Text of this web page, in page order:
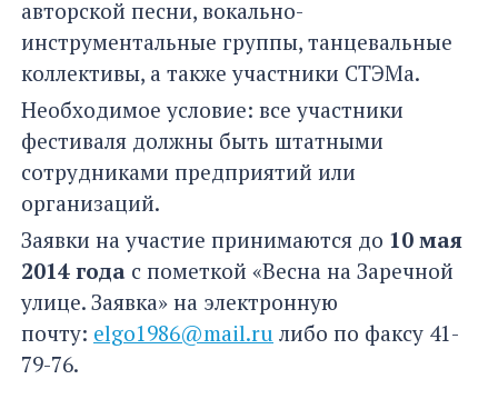
авторской песни, вокально-
инструментальные группы, танцевальные
коллективы, а также участники СТЭМа.
Необходимое условие: все участники
фестиваля должны быть штатными
сотрудниками предприятий или
организаций.
Заявки на участие принимаются до 10 мая
2014 года с пометкой «Весна на Заречной
улице. Заявка» на электронную
почту: elgo1986@mail.ru либо по факсу 41-
79-76.